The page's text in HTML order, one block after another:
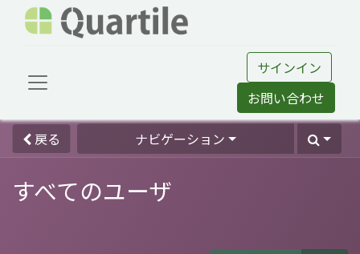
サインイン
お問い合わせ
戻る ナビゲーション
すべてのユーザ